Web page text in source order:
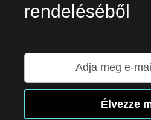
rendeléséből
hírlevelünkre:
Élvezze